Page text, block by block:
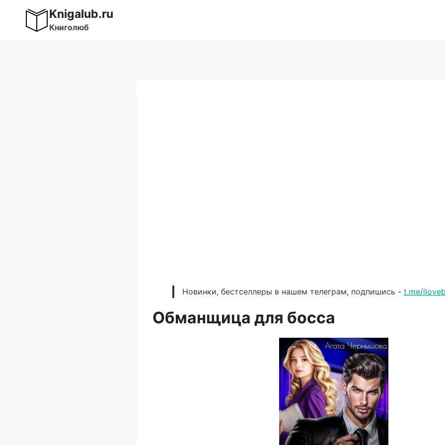
содержимому
Knigalub.ru
Книголюб
Новинки, бестселлеры в нашем телеграм, подпишись - t.me/
Обманщица для босса